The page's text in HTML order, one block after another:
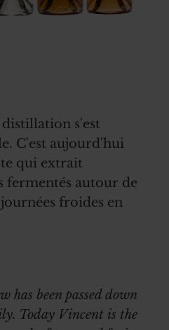
s'est
C'est aujourd'hui
qui extrait
fermentés autour de
froides en
been passed down
Today Vincent is the